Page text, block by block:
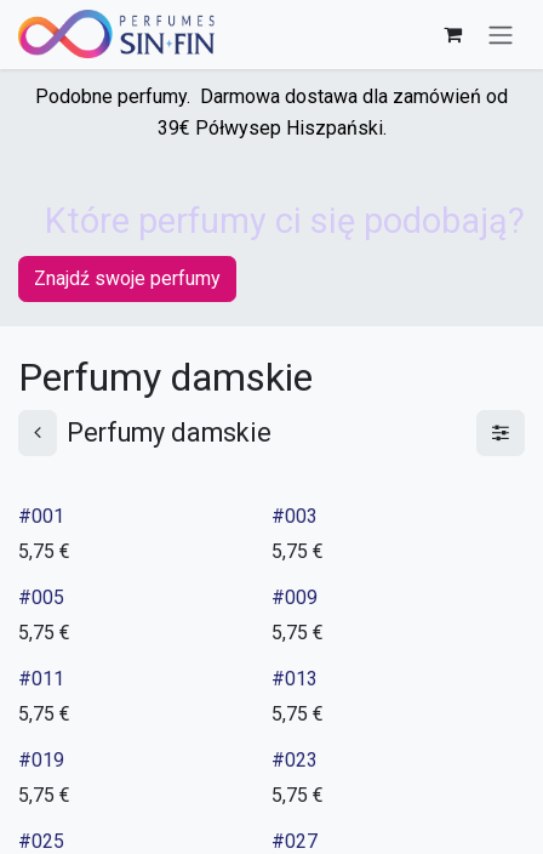
Skip to Content
Podobne perfumy. Darmowa dostawa dla zamówień od
39€ Półwysep Hiszpański.
Które perfumy ci się podobają?
Znajdź swoje perfumy
Perfumy damskie
Perfumy damskie
#001
5,75 €
#003
5,75 €
#005
5,75 €
#009
5,75 €
#011
5,75 €
#013
5,75 €
#019
5,75 €
#023
5,75 €
#025
#027